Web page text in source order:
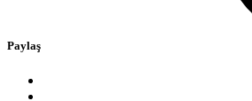
Paylaş